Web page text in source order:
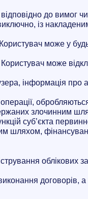
до вимог
із
може у
може
інформація про
злочинним
суб’єкта
шляхом,
облікових
договорів,